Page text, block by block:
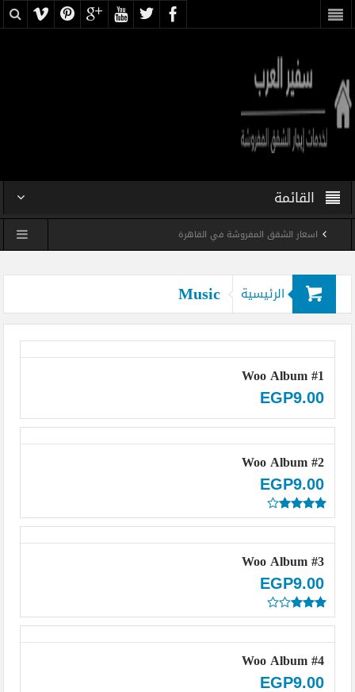
القائمة
اسعار الشقق المفروشة في القاهرة
شقه مفروشه فرش فندقى فى مدينه نصر بسعر رخيص
شقه فندقيه مفروشه رخيصه فى ميدان لبنان
شقة فندقية مفروشة شارع شهاب رخيصة
شقه مفروشة ميدان سفينكس
شقة مفروشة فخمة للايجار القاهرة
تصنيفات الشقق المفروشة
الرئيسية Music
Woo Album #1
EGP9.00
Woo Album #2
EGP9.00
تم
التقييم
Woo Album #3
EGP9.00
تم
التقييم
Woo Album #4
EGP9.00